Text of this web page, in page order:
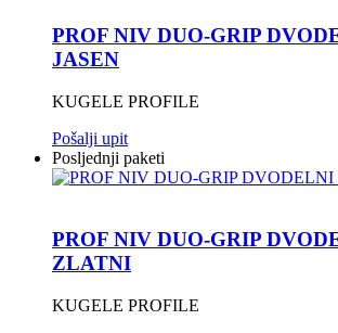
PROF NIV DUO-GRIP
JASEN
KUGELE PROFILE
Pošalji upit
Posljednji paketi
PROF NIV DUO-GRIP
ZLATNI
KUGELE PROFILE